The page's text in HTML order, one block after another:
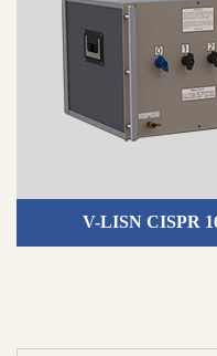
V-LISN CISPR